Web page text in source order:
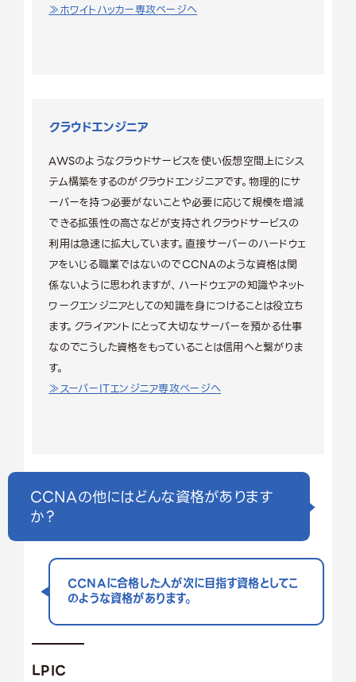
≫ホワイトハッカー専攻ページへ
クラウドエンジニア
AWSのようなクラウドサービスを使い仮想空間上にシス
テム構築をするのがクラウドエンジニアです。物理的にサ
ーバーを持つ必要がないことや必要に応じて規模を増減
できる拡張性の高さなどが支持されクラウドサービスの
利用は急速に拡大しています。直接サーバーのハードウェ
アをいじる職業ではないのでCCNAのような資格は関
係ないように思われますが、ハードウェアの知識やネット
ワークエンジニアとしての知識を身につけることは役立ち
ます。クライアントにとって大切なサーバーを預かる仕事
なのでこうした資格をもっていることは信用へと繋がりま
す。
≫スーパーITエンジニア専攻ページへ
CCNAの他にはどんな資格があります
か？
CCNAに合格した人が次に目指す資格としてこ
のような資格があります。
LPIC